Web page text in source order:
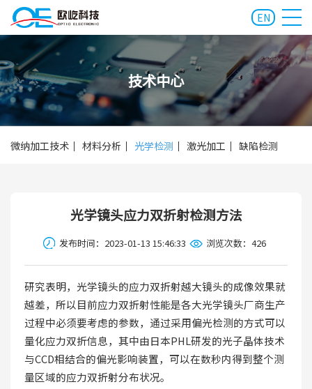
EN
技术中心
微纳加工技术 材料分析 光学检测 激光加工 缺陷检测
光学镜头应力双折射检测方法
发布时间：2023-01-13 15:46:33 浏览次数： 426
研究表明，光学镜头的应力双折射越大镜头的成像效果就
越差，所以目前应力双折射性能是各大光学镜头厂商生产
过程中必须要考虑的参数，通过采用偏光检测的方式可以
量化应力双折信息，其中由日本PHL研发的光子晶体技术
与CCD相结合的偏光影响装置，可以在数秒内得到整个测
量区域的应力双折射分布状况。